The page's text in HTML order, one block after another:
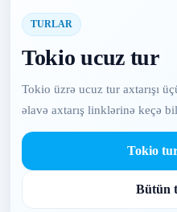
TURLAR
Tokio ucuz tur
Tokio üzrə ucuz tur axtarışı
əlavə axtarış linklərinə keçə
Tokio
Bütün